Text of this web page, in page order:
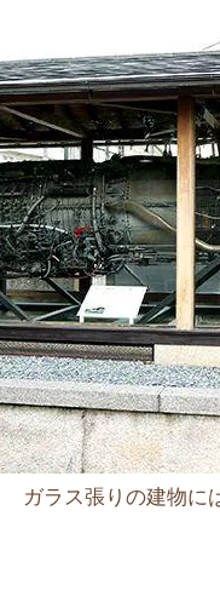
ガラス張りの建物に